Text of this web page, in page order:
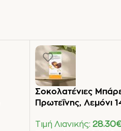
Σοκολατένιες
Πρωτεΐνης, Λεμόνι
Τιμή Λιανικής:28.30